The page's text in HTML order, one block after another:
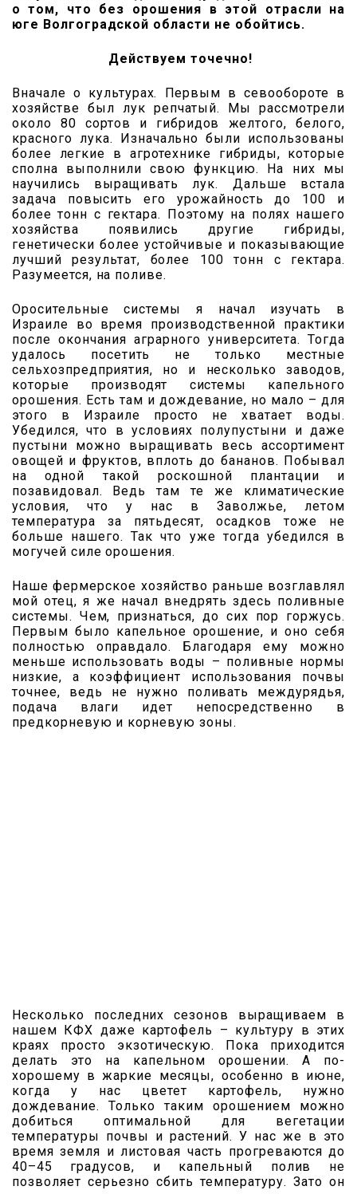
о том, что без орошения в этой отрасли на
юге Волгоградской области не обойтись.
Действуем точечно!
Вначале о культурах. Первым в севообороте в
хозяйстве был лук репчатый. Мы рассмотрели
около 80 сортов и гибридов желтого, белого,
красного лука. Изначально были использованы
более легкие в агротехнике гибриды, которые
сполна выполнили свою функцию. На них мы
научились выращивать лук. Дальше встала
задача повысить его урожайность до 100 и
более тонн с гектара. Поэтому на полях нашего
хозяйства появились другие гибриды,
генетически более устойчивые и показывающие
лучший результат, более 100 тонн с гектара.
Разумеется, на поливе.
Оросительные системы я начал изучать в
Израиле во время производственной практики
после окончания аграрного университета. Тогда
удалось посетить не только местные
сельхозпредприятия, но и несколько заводов,
которые производят системы капельного
орошения. Есть там и дождевание, но мало – для
этого в Израиле просто не хватает воды.
Убедился, что в условиях полупустыни и даже
пустыни можно выращивать весь ассортимент
овощей и фруктов, вплоть до бананов. Побывал
на одной такой роскошной плантации и
позавидовал. Ведь там те же климатические
условия, что у нас в Заволжье, летом
температура за пятьдесят, осадков тоже не
больше нашего. Так что уже тогда убедился в
могучей силе орошения.
Наше фермерское хозяйство раньше возглавлял
мой отец, я же начал внедрять здесь поливные
системы. Чем, признаться, до сих пор горжусь.
Первым было капельное орошение, и оно себя
полностью оправдало. Благодаря ему можно
меньше использовать воды – поливные нормы
низкие, а коэффициент использования почвы
точнее, ведь не нужно поливать междурядья,
подача влаги идет непосредственно в
предкорневую и корневую зоны.
Несколько последних сезонов выращиваем в
нашем КФХ даже картофель – культуру в этих
краях просто экзотическую. Пока приходится
делать это на капельном орошении. А по-
хорошему в жаркие месяцы, особенно в июне,
когда у нас цветет картофель, нужно
дождевание. Только таким орошением можно
добиться оптимальной для вегетации
температуры почвы и растений. У нас же в это
время земля и листовая часть прогреваются до
40–45 градусов, и капельный полив не
позволяет серьезно сбить температуру. Зато он